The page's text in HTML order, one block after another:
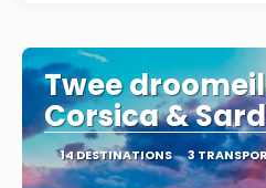
Twee
Corsica &
14 DESTINATIONS 3